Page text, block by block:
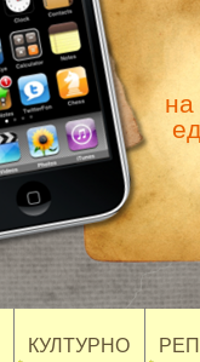
на
КУЛТУРНО